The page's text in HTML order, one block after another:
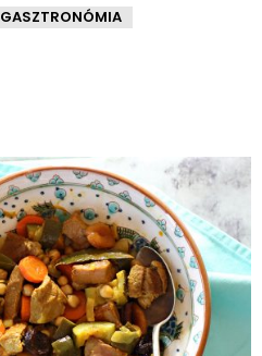
GASZTRONÓMIA